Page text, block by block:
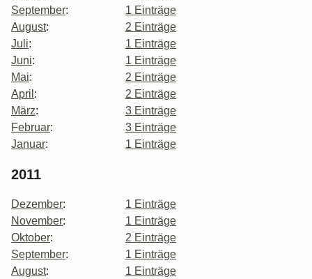
September:
1 Einträge
August:
2 Einträge
Juli:
1 Einträge
Juni:
1 Einträge
Mai:
2 Einträge
April :
2 Einträge
März:
3 Einträge
Februar:
3 Einträge
Januar: 1 Einträge
2011
Dezember:
1 Einträge
November:
1 Einträge
Oktober:
2 Einträge
September:
1 Einträge
August:
1 Einträge